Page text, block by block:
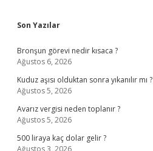
Sidebar
Son Yazılar
Bronşun görevi nedir kısaca ?
Ağustos 6, 2026
Kuduz aşısı olduktan sonra yıkanılır mı ?
Ağustos 5, 2026
Avarız vergisi neden toplanır ?
Ağustos 5, 2026
500 liraya kaç dolar gelir ?
Ağustos 3, 2026